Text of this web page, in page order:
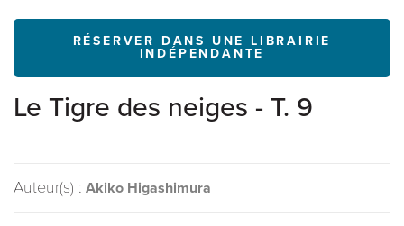
RÉSERVER DANS UNE LIBRAIRIE
INDÉPENDANTE
Le Tigre des neiges - T. 9
Auteur(s) : Akiko Higashimura